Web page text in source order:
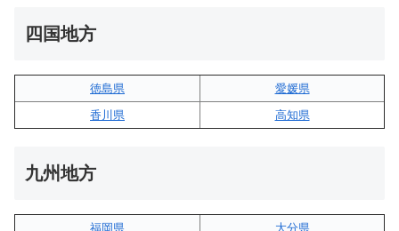
四国地方
徳島県
愛媛県
香川県
高知県
九州地方
福岡県 大分県